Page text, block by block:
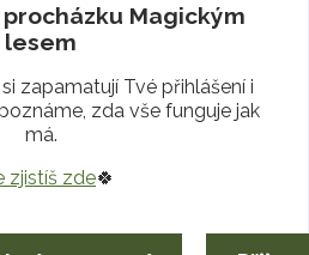
Magickým
lesem
si zapamatují Tvé přihlášení i
zda vše funguje jak
má.
zjistíš zde🍀